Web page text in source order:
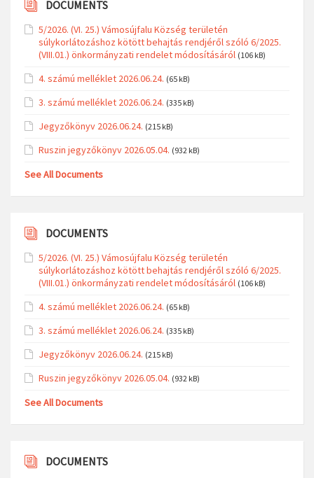
DOCUMENTS
5/2026. (VI. 25.) Vámosújfalu Község területén
súlykorlátozáshoz kötött behajtás rendjéről szóló 6/2025.
(VIII.01.) önkormányzati rendelet módosításáról (106 kB)
4. számú melléklet 2026.06.24. (65 kB)
3. számú melléklet 2026.06.24. (335 kB)
Jegyzőkönyv 2026.06.24. (215 kB)
Ruszin jegyzőkönyv 2026.05.04. (932 kB)
See All Documents
DOCUMENTS
5/2026. (VI. 25.) Vámosújfalu Község területén
súlykorlátozáshoz kötött behajtás rendjéről szóló 6/2025.
(VIII.01.) önkormányzati rendelet módosításáról (106 kB)
4. számú melléklet 2026.06.24. (65 kB)
3. számú melléklet 2026.06.24. (335 kB)
Jegyzőkönyv 2026.06.24. (215 kB)
Ruszin jegyzőkönyv 2026.05.04. (932 kB)
See All Documents
DOCUMENTS